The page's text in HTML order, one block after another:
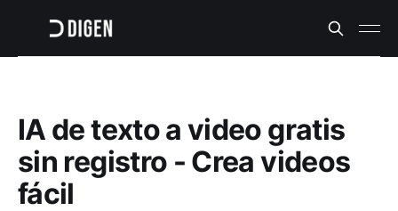
IA de texto a video gratis
sin registro - Crea videos
fácil